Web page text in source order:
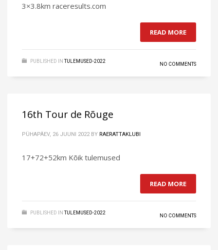
3×3.8km raceresults.com
READ MORE
PUBLISHED IN TULEMUSED-2022
NO COMMENTS
16th Tour de Rõuge
PÜHAPÄEV, 26 JUUNI 2022 BY RAERATTAKLUBI
17+72+52km Kõik tulemused
READ MORE
PUBLISHED IN TULEMUSED-2022
NO COMMENTS